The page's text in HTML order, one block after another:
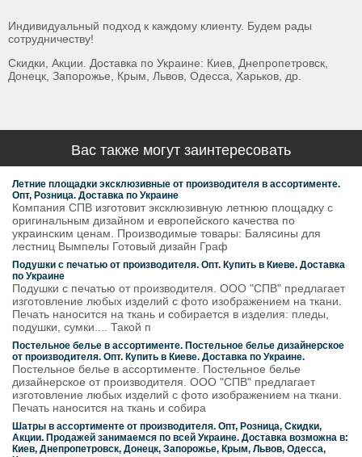
Индивидуальный подход к каждому клиенту. Будем рады
сотрудничеству!
Скидки, Акции. Доставка по Украине: Киев, Днепропетровск,
Донецк, Запорожье, Крым, Львов, Одесса, Харьков, др.
Вас также могут заинтересовать
Летние площадки эксклюзивные от производителя в ассортименте.
Опт, Розница. Доставка по Украине
Компания СПВ изготовит эксклюзивную летнюю площадку с
оригинальным дизайном и европейского качества по
украинским ценам. Производимые товары: Балясины для
лестниц Вымпелы Готовый дизайн Граф
Подушки с печатью от производителя. Опт. Купить в Киеве. Доставка
по Украине
Подушки с печатью от производителя. ООО "СПВ" предлагает
изготовление любых изделий с фото изображением на ткани.
Печать наносится на ткань и собирается в изделия: пледы,
подушки, сумки.... Такой п
Постельное белье в ассортименте. Постельное белье дизайнерское
от производителя. Опт. Купить в Киеве. Доставка по Украине.
Постельное белье в ассортименте. Постельное белье
дизайнерское от производителя. ООО "СПВ" предлагает
изготовление любых изделий с фото изображением на ткани.
Печать наносится на ткань и собира
Шатры в ассортименте от производителя. Опт, Розница, Скидки,
Акции. Продажей занимаемся по всей Украине. Доставка возможна в:
Киев, Днепропетровск, Донецк, Запорожье, Крым, Львов, Одесса,